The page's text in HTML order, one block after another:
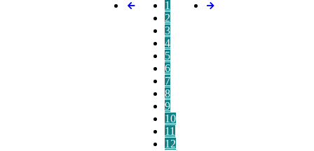
1
2
3
4
5
6
7
8
9
10
11
12